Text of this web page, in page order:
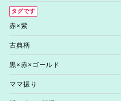
タグです
赤×紫
古典柄
黒×赤×ゴールド
ママ振り